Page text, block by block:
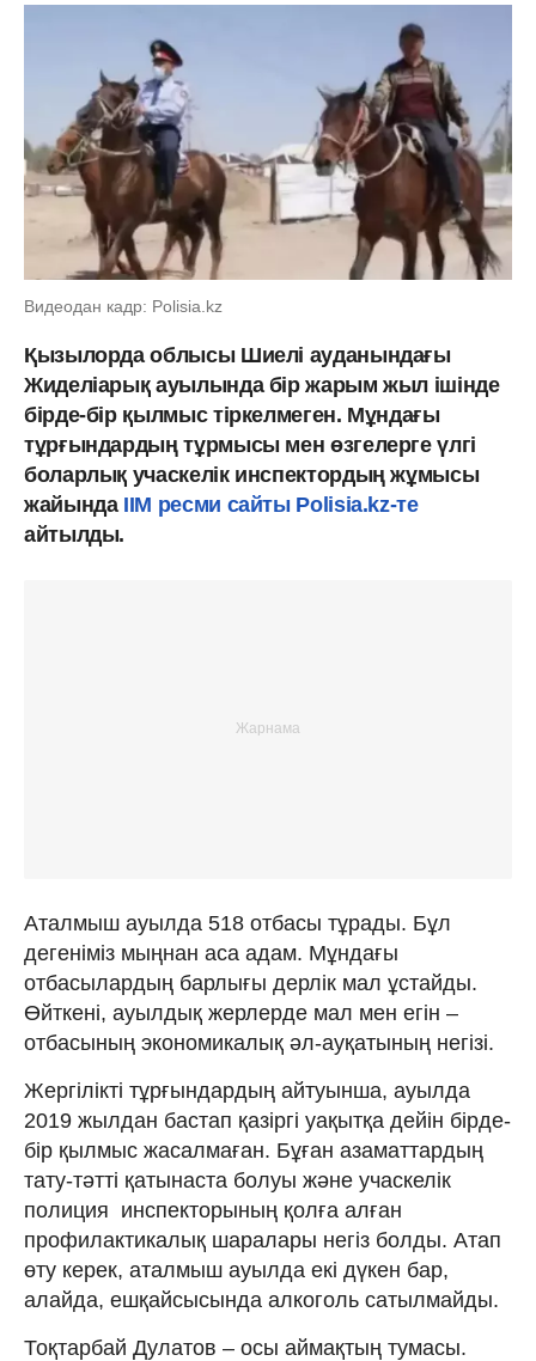
Видеодан кадр: Polisia.kz
Қызылорда облысы Шиелі ауданындағы
Жиделіарық ауылында бір жарым жыл ішінде
бірде-бір қылмыс тіркелмеген. Мұндағы
тұрғындардың тұрмысы мен өзгелерге үлгі
боларлық учаскелік инспектордың жұмысы
жайындаІІМ ресми сайты Polisia.kz-те
айтылды.
Аталмыш ауылда 518 отбасы тұрады. Бұл
дегеніміз мыңнан аса адам. Мұндағы
отбасылардың барлығы дерлік мал ұстайды.
Өйткені, ауылдық жерлерде мал мен егін –
отбасының экономикалық әл-ауқатының негізі.
Жергілікті тұрғындардың айтуынша, ауылда
2019 жылдан бастап қазіргі уақытқа дейін бірде-
бір қылмыс жасалмаған. Бұған азаматтардың
тату-тәтті қатынаста болуы және учаскелік
полиция инспекторының қолға алған
профилактикалық шаралары негіз болды. Атап
өту керек, аталмыш ауылда екі дүкен бар,
алайда, ешқайсысында алкоголь сатылмайды.
Тоқтарбай Дулатов – осы аймақтың тумасы.